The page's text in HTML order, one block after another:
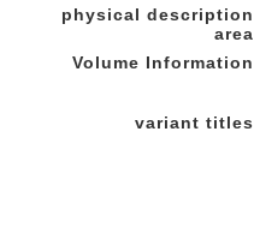
physical description
area
Volume Information
variant titles